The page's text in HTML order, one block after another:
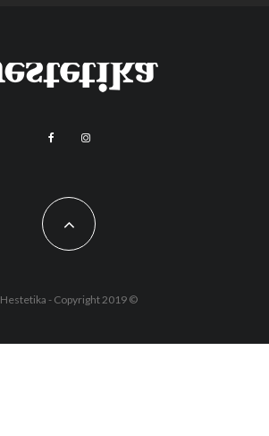
Hestetika - Copyright 2019 ©